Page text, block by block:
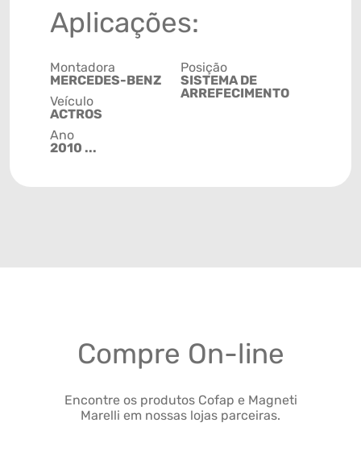
Aplicações:
Montadora
MERCEDES-BENZ
Veículo
ACTROS
Ano
2010 ...
Posição
SISTEMA DE
ARREFECIMENTO
Compre On-line
Encontre os produtos Cofap e Magneti
Marelli em nossas lojas parceiras.